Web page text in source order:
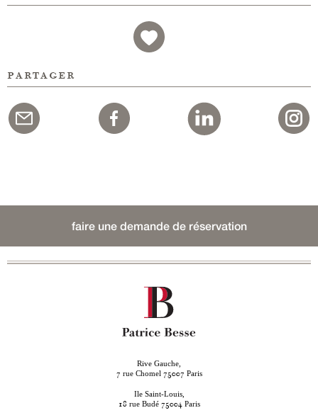
partager
faire une demande de réservation
Rive Gauche,
7 rue Chomel 75007 Paris
Ile Saint-Louis,
18 rue Budé 75004 Paris